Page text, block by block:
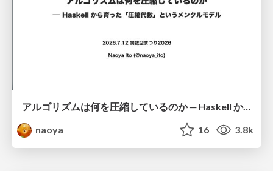
アルゴリズムは何を圧縮しているのか ─ Haskell から育った「圧縮代数」というメンタルモデル
naoya
16 3.8k